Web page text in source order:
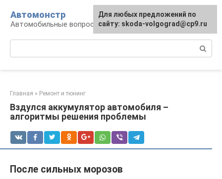
контенту
Автомонстр
Автомобильные вопросы и ответы
Главная » Ремонт и тюнинг
Вздулся аккумулятор автомобиля –
алгоритмы решения проблемы
После сильных морозов
Для любых предложений по
сайту: skoda-volgograd@cp9.ru